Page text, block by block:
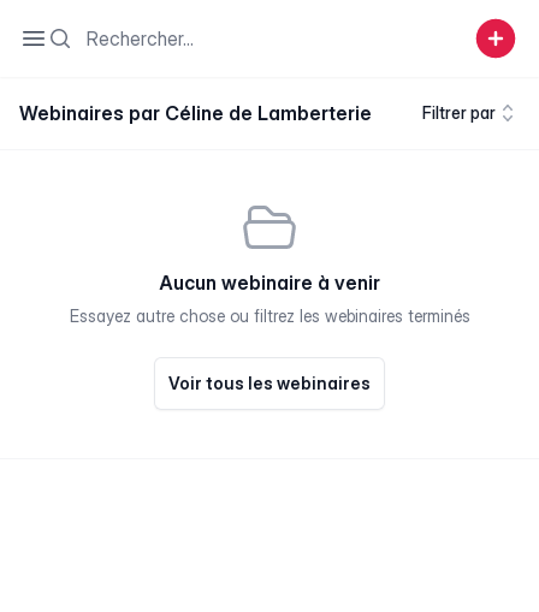
Open sidebar
Search
Webinaires par Céline de Lamberterie Filtrer par
Aucun webinaire à venir
Essayez autre chose ou filtrez les webinaires terminés
Voir tous les webinaires